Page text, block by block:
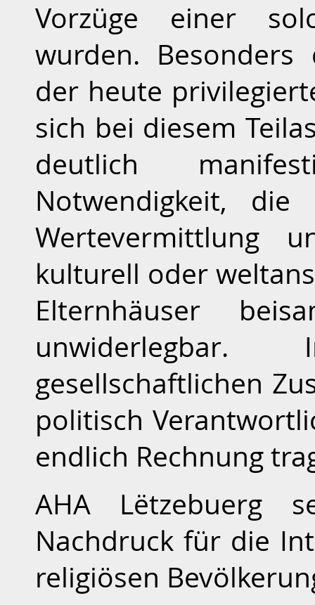
Vorzüge einer
wurden. Besonders
der heute
sich bei diesem
deutlich
Notwendigkeit,
Wertevermittlung
kulturell oder
Elternhäuser
gesellschaftlichen
politisch
endlich Rechnung
AHA Lëtzebuerg
Nachdruck für die
religiösen